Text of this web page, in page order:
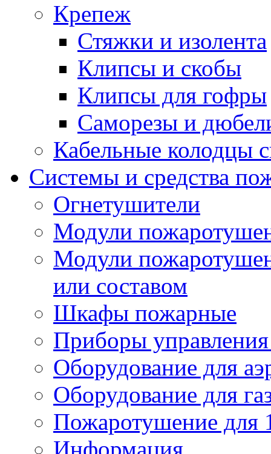
Крепеж
Стяжки и изолента
Клипсы и скобы
Клипсы для гофры
Саморезы и
Кабельные колодцы
Системы и средства
Огнетушители
Модули
Модули
или составом
Шкафы пожарные
Приборы
Оборудование для
Оборудование для
Пожаротушение для